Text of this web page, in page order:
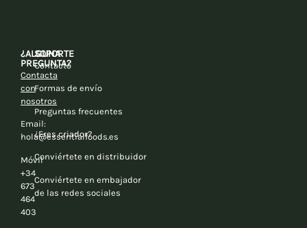
¿ALGUNA
PREGUNTA?
Contacta
con
nosotros
Email:
hola@essentialfoods.es
Móvil
+34
673
464
403
SOPORTE
Contacto
Formas de envío
Preguntas frecuentes
¿Eres criador?
Conviértete en distribuidor
Conviértete en embajador
de las redes sociales